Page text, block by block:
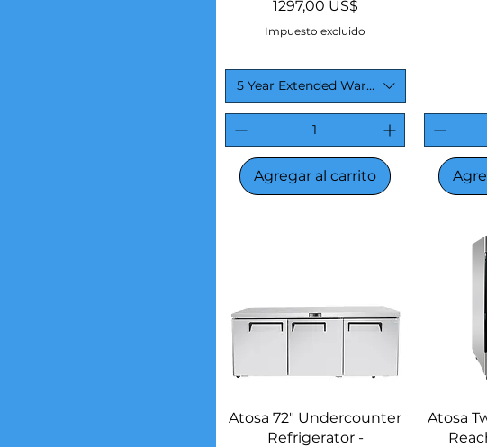
Precio
1297,00 US$
Impuesto excluido
5 Year Extended Warranty
Agregar al carrito
Vista rápida
Atosa 72" Undercounter
Refrigerator -
Atosa